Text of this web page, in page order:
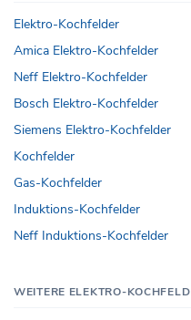
Elektro-Kochfelder
Amica Elektro-Kochfelder
Neff Elektro-Kochfelder
Bosch Elektro-Kochfelder
Siemens Elektro-Kochfelder
Kochfelder
Gas-Kochfelder
Induktions-Kochfelder
Neff Induktions-Kochfelder
WEITERE ELEKTRO-KOCHFELD